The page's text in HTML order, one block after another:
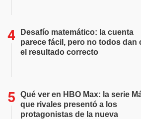
Desafío matemático: la cuenta
parece fácil, pero no todos dan
el resultado correcto
Qué ver en HBO Max: la serie
que rivales presentó a los
protagonistas de la nueva